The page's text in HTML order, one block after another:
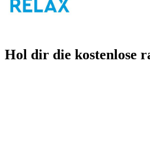
Hol dir die kostenlose